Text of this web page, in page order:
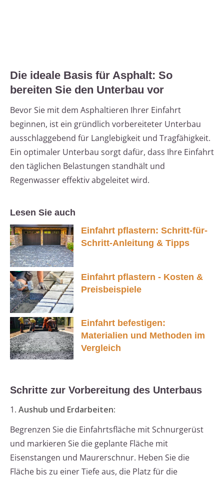
Die ideale Basis für Asphalt: So
bereiten Sie den Unterbau vor
Bevor Sie mit dem Asphaltieren Ihrer Einfahrt
beginnen, ist ein gründlich vorbereiteter Unterbau
ausschlaggebend für Langlebigkeit und Tragfähigkeit.
Ein optimaler Unterbau sorgt dafür, dass Ihre Einfahrt
den täglichen Belastungen standhält und
Regenwasser effektiv abgeleitet wird.
Lesen Sie auch
Einfahrt pflastern: Schritt-für-
Schritt-Anleitung & Tipps
Einfahrt pflastern - Kosten &
Preisbeispiele
Einfahrt befestigen:
Materialien und Methoden im
Vergleich
Schritte zur Vorbereitung des Unterbaus
1. Aushub und Erdarbeiten:
Begrenzen Sie die Einfahrtsfläche mit Schnurgerüst
und markieren Sie die geplante Fläche mit
Eisenstangen und Maurerschnur. Heben Sie die
Fläche bis zu einer Tiefe aus, die Platz für die